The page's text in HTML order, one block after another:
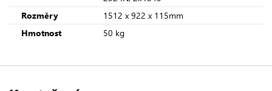
Rozměry
1512 x 922 x 115mm
Hmotnost
50 kg